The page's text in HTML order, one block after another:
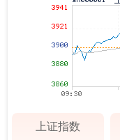
上证指数